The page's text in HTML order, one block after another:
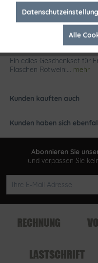
Ein edles Geschenkset für
Flaschen Rotwein:... mehr
Kunden kauften auch
Kunden haben sich
Abonnieren Sie
und verpassen Sie
Marketing
Alle